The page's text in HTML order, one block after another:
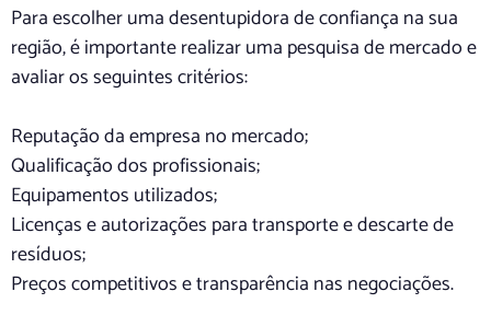
Para escolher uma desentupidora de confiança na sua
região, é importante realizar uma pesquisa de mercado e
avaliar os seguintes critérios:
Reputação da empresa no mercado;
Qualificação dos profissionais;
Equipamentos utilizados;
Licenças e autorizações para transporte e descarte de
resíduos;
Preços competitivos e transparência nas negociações.